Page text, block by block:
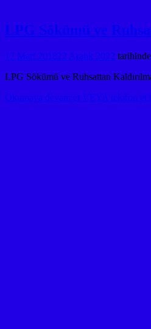
LPG Sökümü ve
17 Mart 201822 Aralık 2022
LPG Sökümü ve Ruhsattan
Okumaya devam et VEYA telofon